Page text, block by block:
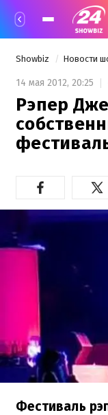
Showbiz Новости
14 мая 2012, 20:25
Рэпер
Фестиваль